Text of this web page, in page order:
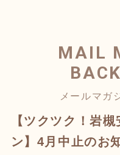
MAIL
メールマガ
【ツクツク！岩
ン】4月中止のお